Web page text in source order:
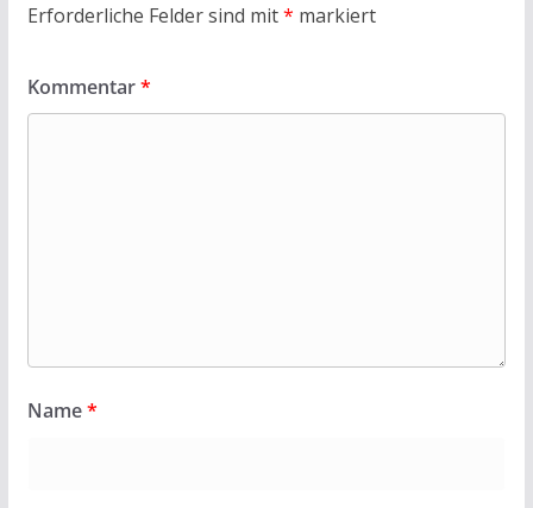
Erforderliche Felder sind mit* markiert
Kommentar*
Name*